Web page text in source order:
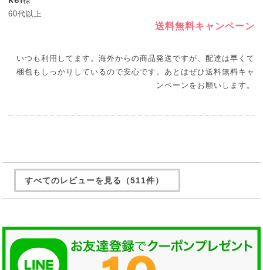
60代以上
送料無料キャンペーン
いつも利用してます。海外からの商品発送ですが、配達は早くて
梱包もしっかりしているので安心です。あとはぜひ送料無料キャ
ンペーンをお願いします。
すべてのレビューを見る（511件）